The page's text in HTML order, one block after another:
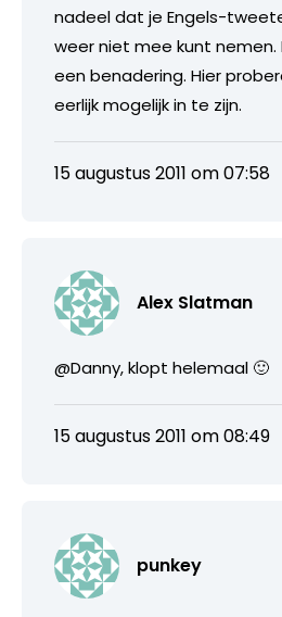
nadeel dat je Engels-
weer niet mee kunt
een benadering. Hier
eerlijk mogelijk in te zijn.
15 augustus 2011 om 07:58
Alex Slatman
@Danny, klopt helemaal 🙂
15 augustus 2011 om 08:49
punkey